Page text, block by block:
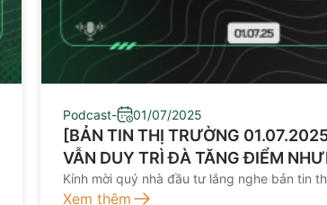
Podcast- 01/07/2025
[BẢN TIN THỊ TRƯỜNG
VẪN DUY TRÌ ĐÀ TĂNG ĐIỂM
CÓ XU HƯỚNG ĐI NGANG
Kính mời quý nhà đầu tư lắng nghe bản tin
Xem thêm